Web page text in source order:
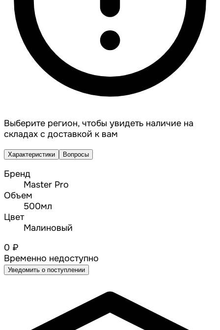
Выберите регион, чтобы увидеть наличие на
складах с доставкой к вам
Характеристики Вопросы
Бренд
Master Pro
Объем
500мл
Цвет
Малиновый
0 ₽
Временно недоступно
Уведомить о поступлении